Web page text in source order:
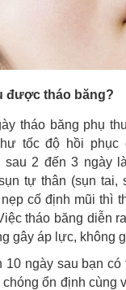
được tháo băng?
tháo băng phụ
tốc độ hồi phục
2 đến 3 ngày
tự thân (sụn tai,
cố định mũi thì
tháo băng diễn
gây áp lực, không
10 ngày sau bạn có
ổn định cùng